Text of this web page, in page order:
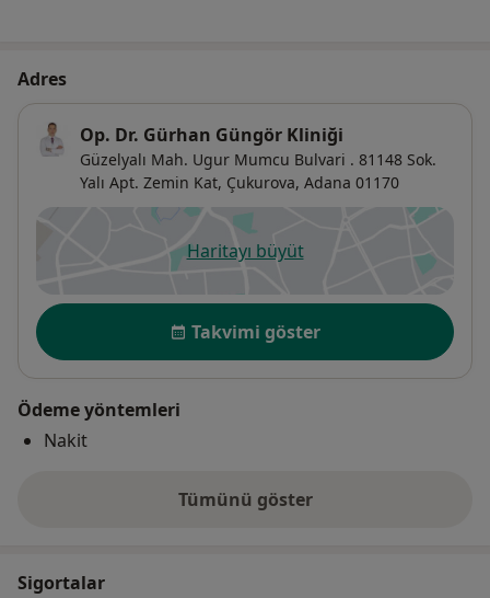
Adres
Op. Dr. Gürhan Güngör Kliniği
Güzelyalı Mah. Ugur Mumcu Bulvari . 81148 Sok.
Yalı Apt. Zemin Kat, Çukurova, Adana 01170
Haritayı büyütyeni bir sekmede açılır
Uygunluk
Takvimi göster
Ödeme yöntemleri
Nakit
Tümünü göster
adres hakkında
Sigortalar